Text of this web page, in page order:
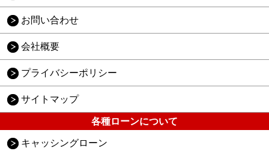
お問い合わせ
会社概要
プライバシーポリシー
サイトマップ
各種ローンについて
キャッシングローン